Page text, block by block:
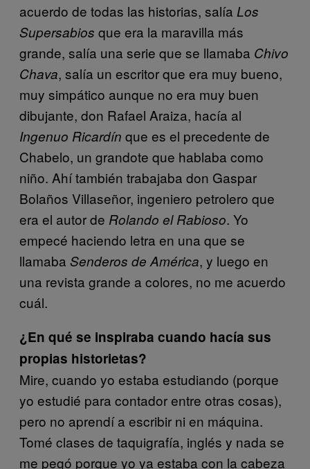
acuerdo de todas las historias, salía Los
Supersabios que era la maravilla más
grande, salía una serie que se llamaba Chivo
Chava, salía un escritor que era muy bueno,
muy simpático aunque no era muy buen
dibujante, don Rafael Araiza, hacía al
Ingenuo Ricardín que es el precedente de
Chabelo, un grandote que hablaba como
niño. Ahí también trabajaba don Gaspar
Bolaños Villaseñor, ingeniero petrolero que
era el autor de Rolando el Rabioso. Yo
empecé haciendo letra en una que se
llamaba Senderos de América, y luego en
una revista grande a colores, no me acuerdo
cuál.
¿En qué se inspiraba cuando hacía sus
propias historietas?
Mire, cuando yo estaba estudiando (porque
yo estudié para contador entre otras cosas),
pero no aprendí a escribir ni en máquina.
Tomé clases de taquigrafía, inglés y nada se
me pegó porque yo ya estaba con la cabeza